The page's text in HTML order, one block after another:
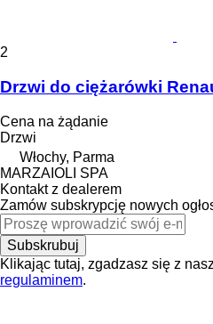
2
Drzwi do ciężarówki
Cena na żądanie
Drzwi
Włochy, Parma
MARZAIOLI SPA
Kontakt z dealerem
Zamów subskrypcję nowych
Subskrubuj
Klikając tutaj, zgadzasz się z
regulaminem.